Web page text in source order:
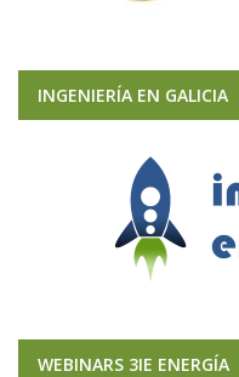
INGENIERÍA EN GALICIA
WEBINARS 3IE ENERGÍA